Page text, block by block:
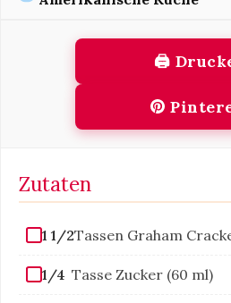
🖨
Zutaten
1 1/2Tassen Graham
1/4 Tasse Zucker (60 ml)